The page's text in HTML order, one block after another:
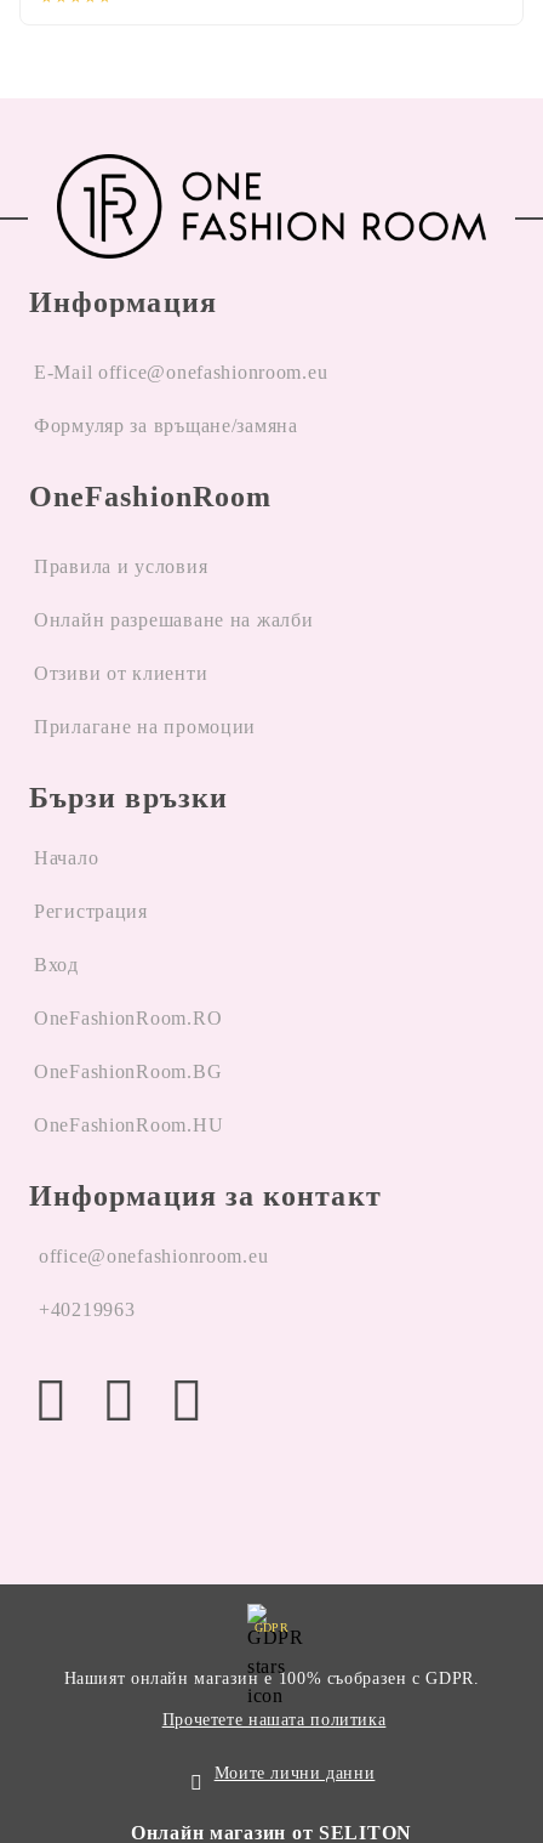
Информация
E-Mail office@onefashionroom.eu
Формуляр за връщане/замяна
OneFashionRoom
Правила и условия
Oнлайн разрешаване на жалби
Отзиви от клиенти
Прилагане на промоции
Бързи връзки
Начало
Регистрация
Вход
OneFashionRoom.RO
OneFashionRoom.BG
OneFashionRoom.HU
Информация за контакт
office@onefashionroom.eu
+40219963
GDPR
Нашият онлайн магазин е 100% съобразен с GDPR.
Прочетете нашата политика
Моите лични данни
Онлайн магазин от SELITON